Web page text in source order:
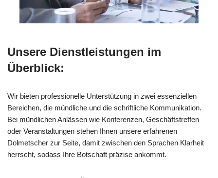
Unsere Dienstleistungen im
Überblick:
Wir bieten professionelle Unterstützung in zwei essenziellen
Bereichen, die mündliche und die schriftliche Kommunikation.
Bei mündlichen Anlässen wie Konferenzen, Geschäftstreffen
oder Veranstaltungen stehen Ihnen unsere erfahrenen
Dolmetscher zur Seite, damit zwischen den Sprachen Klarheit
herrscht, sodass Ihre Botschaft präzise ankommt.